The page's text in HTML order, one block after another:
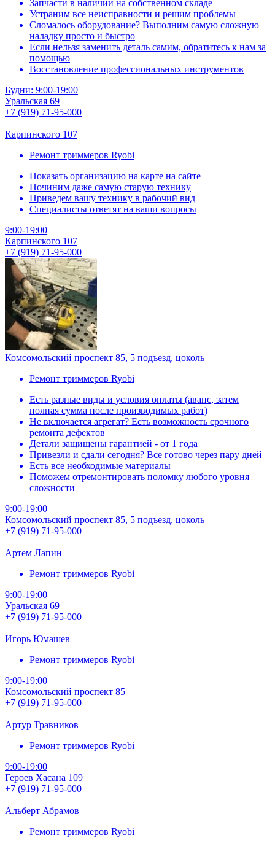
Запчасти в наличии на собственном складе
Устраним все неисправности и решим проблемы
Сломалось оборудование? Выполним самую сложную
наладку просто и быстро
Если нельзя заменить деталь самим, обратитесь к нам за
помощью
Восстановление профессиональных инструментов
Будни: 9:00-19:00
Уральская 69
+7 (919) 71-95-000
Карпинского 107
Ремонт триммеров Ryobi
Показать организацию на карте на сайте
Починим даже самую старую технику
Приведем вашу технику в рабочий вид
Специалисты ответят на ваши вопросы
9:00-19:00
Карпинского 107
+7 (919) 71-95-000
Комсомольский проспект 85, 5 подъезд, цоколь
Ремонт триммеров Ryobi
Есть разные виды и условия оплаты (аванс, затем
полная сумма после производимых работ)
Не включается агрегат? Есть возможность срочного
ремонта дефектов
Детали защищены гарантией - от 1 года
Привезли и сдали сегодня? Все готово через пару дней
Есть все необходимые материалы
Поможем отремонтировать поломку любого уровня
сложности
9:00-19:00
Комсомольский проспект 85, 5 подъезд, цоколь
+7 (919) 71-95-000
Артем Лапин
Ремонт триммеров Ryobi
9:00-19:00
Уральская 69
+7 (919) 71-95-000
Игорь Юмашев
Ремонт триммеров Ryobi
9:00-19:00
Комсомольский проспект 85
+7 (919) 71-95-000
Артур Травников
Ремонт триммеров Ryobi
9:00-19:00
Героев Хасана 109
+7 (919) 71-95-000
Альберт Абрамов
Ремонт триммеров Ryobi